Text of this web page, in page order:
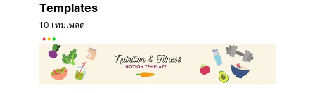
Templates
10 เทมเพลต